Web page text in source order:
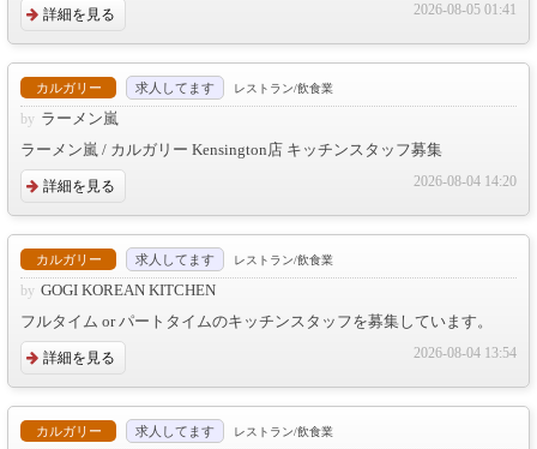
詳細を見る 2026-08-05 01:41
カルガリー 求人してます レストラン/飲食業
ラーメン嵐
ラーメン嵐 / カルガリー Kensington店 キッチンスタッフ募集
詳細を見る 2026-08-04 14:20
カルガリー 求人してます レストラン/飲食業
GOGI KOREAN KITCHEN
フルタイム or パートタイムのキッチンスタッフを募集しています。
詳細を見る 2026-08-04 13:54
カルガリー 求人してます レストラン/飲食業